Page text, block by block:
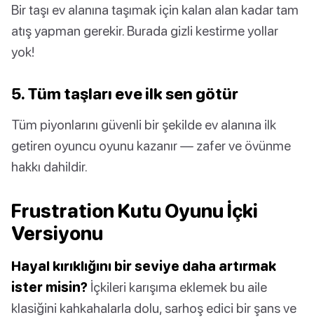
Bir taşı ev alanına taşımak için kalan alan kadar tam
atış yapman gerekir. Burada gizli kestirme yollar
yok!
5. Tüm taşları eve ilk sen götür
Tüm piyonlarını güvenli bir şekilde ev alanına ilk
getiren oyuncu oyunu kazanır — zafer ve övünme
hakkı dahildir.
Frustration Kutu Oyunu İçki
Versiyonu
Hayal kırıklığını bir seviye daha artırmak
ister misin? İçkileri karışıma eklemek bu aile
klasiğini kahkahalarla dolu, sarhoş edici bir şans ve